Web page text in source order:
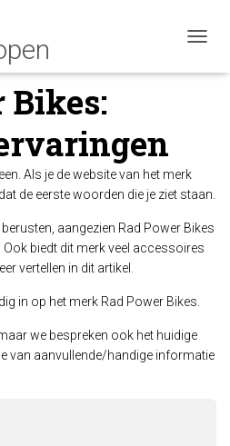
fietsen
Bikes:
Als je de website van het merk
de eerste woorden die je ziet staan.
aangezien Rad Power Bikes
biedt dit merk veel accessoires
vertellen in dit artikel.
in op het merk Rad Power Bikes.
we bespreken ook het huidige
van aanvullende/handige informatie